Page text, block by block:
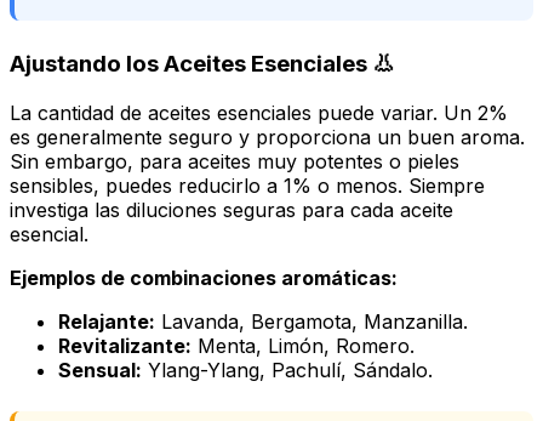
Ajustando los Aceites Esenciales 👃
La cantidad de aceites esenciales puede variar. Un 2%
es generalmente seguro y proporciona un buen aroma.
Sin embargo, para aceites muy potentes o pieles
sensibles, puedes reducirlo a 1% o menos. Siempre
investiga las diluciones seguras para cada aceite
esencial.
Ejemplos de combinaciones aromáticas:
Relajante: Lavanda, Bergamota, Manzanilla.
Revitalizante: Menta, Limón, Romero.
Sensual: Ylang-Ylang, Pachulí, Sándalo.